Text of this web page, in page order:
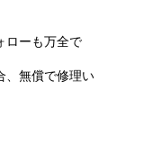
ローも万全で
、無償で修理い